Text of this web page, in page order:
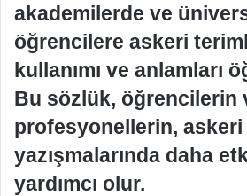
akademilerde ve
öğrencilere askeri
kullanımı ve anlamları
Bu sözlük, öğrencilerin
profesyonellerin,
yazışmalarında daha
yardımcı olur.